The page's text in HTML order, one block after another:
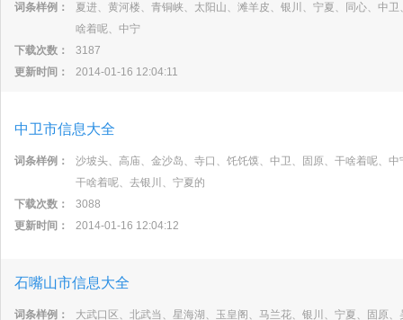
词条样例：
夏进、黄河楼、青铜峡、太阳山、滩羊皮、银川、宁夏、同心、中
啥着呢、中宁
下载次数：
3187
更新时间：
2014-01-16 12:04:11
中卫市信息大全
词条样例：
沙坡头、高庙、金沙岛、寺口、饦饦馍、中卫、固原、干啥着呢、
干啥着呢、去银川、宁夏的
下载次数：
3088
更新时间：
2014-01-16 12:04:12
石嘴山市信息大全
词条样例：
大武口区、北武当、星海湖、玉皇阁、马兰花、银川、宁夏、固原